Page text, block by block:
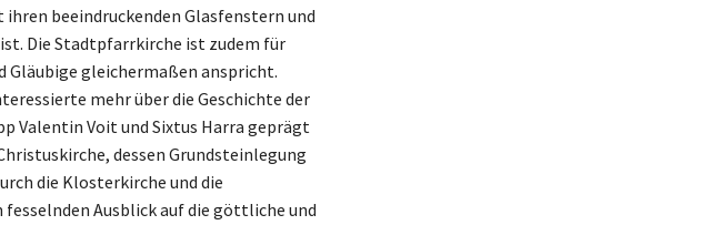
beeindruckenden Glasfenstern und
Die Stadtpfarrkirche ist zudem für
gleichermaßen anspricht.
mehr über die Geschichte der
Valentin Voit und Sixtus Harra geprägt
dessen Grundsteinlegung
die Klosterkirche und die
Ausblick auf die göttliche und